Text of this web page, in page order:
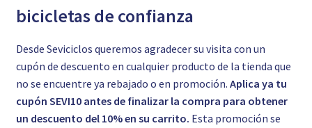
bicicletas de confianza
Desde Seviciclos queremos agradecer su visita con un
cupón de descuento en cualquier producto de la tienda que
no se encuentre ya rebajado o en promoción. Aplica ya tu
cupón SEVI10 antes de finalizar la compra para obtener
un descuento del 10% en su carrito. Esta promoción se